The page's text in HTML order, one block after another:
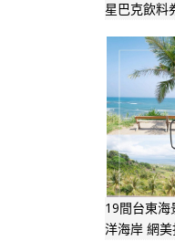
星巴克飲料
19間台東
洋海岸 網